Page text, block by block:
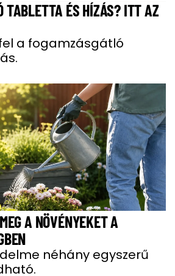
TABLETTA ÉS HÍZÁS? ITT AZ
a fogamzásgátló
A NÖVÉNYEKET A
néhány egyszerű